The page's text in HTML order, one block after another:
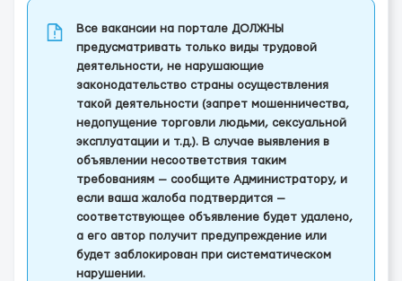
Все вакансии на портале ДОЛЖНЫ
предусматривать только виды трудовой
деятельности, не нарушающие
законодательство страны осуществления
такой деятельности (запрет мошенничества,
недопущение торговли людьми, сексуальной
эксплуатации и т.д.). В случае выявления в
объявлении несоответствия таким
требованиям — сообщите Администратору, и
если ваша жалоба подтвердится —
соответствующее объявление будет удалено,
а его автор получит предупреждение или
будет заблокирован при систематическом
нарушении.